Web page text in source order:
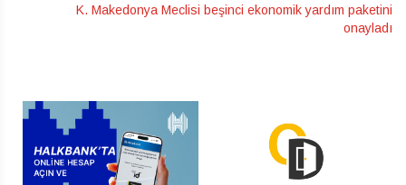
K. Makedonya Meclisi beşinci ekonomik yardım paketini
onayladı